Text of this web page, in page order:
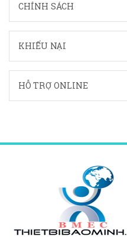
CHÍNH SÁCH
KHIẾU NẠI
HỖ TRỢ ONLINE